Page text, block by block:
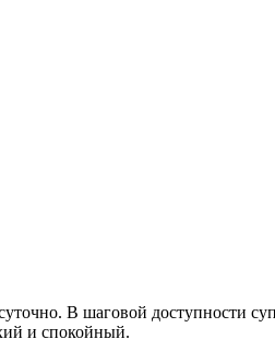
В шаговой доступности
и спокойный.